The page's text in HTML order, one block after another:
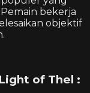
bekerja
objektif
of Thel :